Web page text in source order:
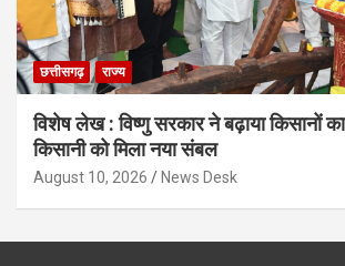
छत्तीसगढ़ राज्य
विशेष लेख : विष्णु सरकार ने बढ़ाया किसानों
किसानी को मिला नया संबल
August 10, 2026 News Desk